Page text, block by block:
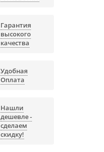
Гарантия
высокого
качества
Удобная
Оплата
Нашли
дешевле -
сделаем
скидку!